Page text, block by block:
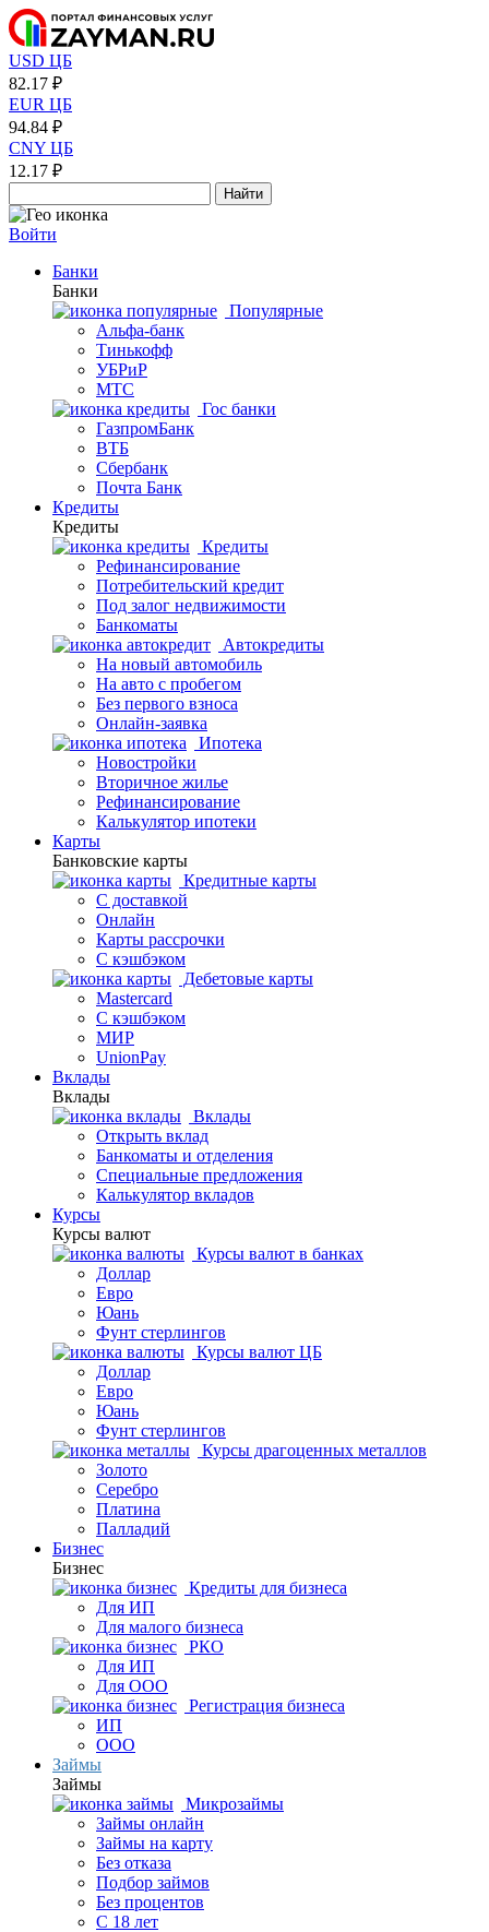
USD ЦБ
82.17 ₽
EUR ЦБ
94.84 ₽
CNY ЦБ
12.17 ₽
Найти
Войти
Банки
Банки
Популярные
Альфа-банк
Тинькофф
УБРиР
МТС
Гос банки
ГазпромБанк
ВТБ
Сбербанк
Почта Банк
Кредиты
Кредиты
Кредиты
Рефинансирование
Потребительский кредит
Под залог недвижимости
Банкоматы
Автокредиты
На новый автомобиль
На авто с пробегом
Без первого взноса
Онлайн-заявка
Ипотека
Новостройки
Вторичное жилье
Рефинансирование
Калькулятор ипотеки
Карты
Банковские карты
Кредитные карты
С доставкой
Онлайн
Карты рассрочки
С кэшбэком
Дебетовые карты
Mastercard
С кэшбэком
МИР
UnionPay
Вклады
Вклады
Вклады
Открыть вклад
Банкоматы и отделения
Специальные предложения
Калькулятор вкладов
Курсы
Курсы валют
Курсы валют в банках
Доллар
Евро
Юань
Фунт стерлингов
Курсы валют ЦБ
Доллар
Евро
Юань
Фунт стерлингов
Курсы драгоценных металлов
Золото
Серебро
Платина
Палладий
Бизнес
Бизнес
Кредиты для бизнеса
Для ИП
Для малого бизнеса
РКО
Для ИП
Для ООО
Регистрация бизнеса
ИП
ООО
Займы
Займы
Микрозаймы
Займы онлайн
Займы на карту
Без отказа
Подбор займов
Без процентов
С 18 лет